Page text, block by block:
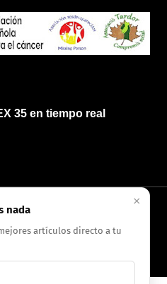
35 en tiempo real
POLÍTICA DE PRIVACIDAD
×
nada
artículos directo a tu